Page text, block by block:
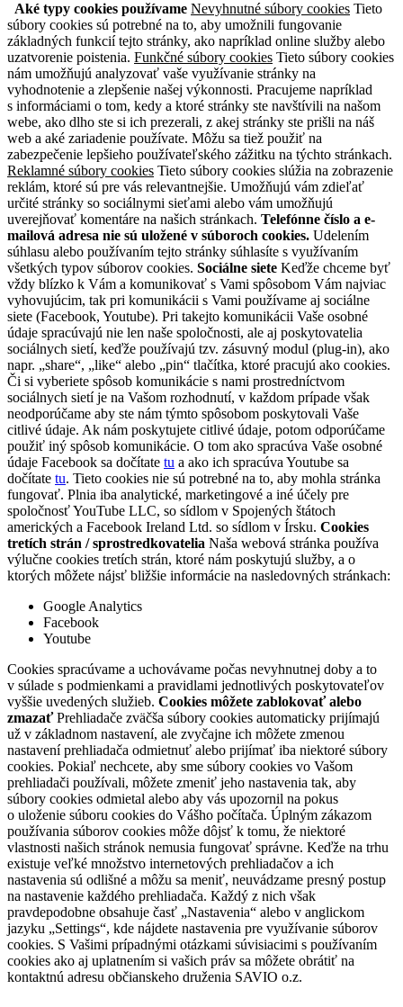
Aké typy cookies používame Nevyhnutné súbory cookies Tieto
súbory cookies sú potrebné na to, aby umožnili fungovanie
základných funkcií tejto stránky, ako napríklad online služby alebo
uzatvorenie poistenia. Funkčné súbory cookies Tieto súbory cookies
nám umožňujú analyzovať vaše využívanie stránky na
vyhodnotenie a zlepšenie našej výkonnosti. Pracujeme napríklad
s informáciami o tom, kedy a ktoré stránky ste navštívili na našom
webe, ako dlho ste si ich prezerali, z akej stránky ste prišli na náš
web a aké zariadenie používate. Môžu sa tiež použiť na
zabezpečenie lepšieho používateľského zážitku na týchto stránkach.
Reklamné súbory cookies Tieto súbory cookies slúžia na zobrazenie
reklám, ktoré sú pre vás relevantnejšie. Umožňujú vám zdieľať
určité stránky so sociálnymi sieťami alebo vám umožňujú
uverejňovať komentáre na našich stránkach. Telefónne číslo a e-
mailová adresa nie sú uložené v súboroch cookies. Udelením
súhlasu alebo používaním tejto stránky súhlasíte s využívaním
všetkých typov súborov cookies. Sociálne siete Keďže chceme byť
vždy blízko k Vám a komunikovať s Vami spôsobom Vám najviac
vyhovujúcim, tak pri komunikácii s Vami používame aj sociálne
siete (Facebook, Youtube). Pri takejto komunikácii Vaše osobné
údaje spracúvajú nie len naše spoločnosti, ale aj poskytovatelia
sociálnych sietí, keďže používajú tzv. zásuvný modul (plug-in), ako
napr. „share“, „like“ alebo „pin“ tlačítka, ktoré pracujú ako cookies.
Či si vyberiete spôsob komunikácie s nami prostredníctvom
sociálnych sietí je na Vašom rozhodnutí, v každom prípade však
neodporúčame aby ste nám týmto spôsobom poskytovali Vaše
citlivé údaje. Ak nám poskytujete citlivé údaje, potom odporúčame
použiť iný spôsob komunikácie. O tom ako spracúva Vaše osobné
údaje Facebook sa dočítate tu a ako ich spracúva Youtube sa
dočítate tu. Tieto cookies nie sú potrebné na to, aby mohla stránka
fungovať. Plnia iba analytické, marketingové a iné účely pre
spoločnosť YouTube LLC, so sídlom v Spojených štátoch
amerických a Facebook Ireland Ltd. so sídlom v Írsku. Cookies
tretích strán / sprostredkovatelia Naša webová stránka používa
výlučne cookies tretích strán, ktoré nám poskytujú služby, a o
ktorých môžete nájsť bližšie informácie na nasledovných stránkach:
Google Analytics
Facebook
Youtube
Cookies spracúvame a uchovávame počas nevyhnutnej doby a to
v súlade s podmienkami a pravidlami jednotlivých poskytovateľov
vyššie uvedených služieb. Cookies môžete zablokovať alebo
zmazaťPrehliadače zväčša súbory cookies automaticky prijímajú
už v základnom nastavení, ale zvyčajne ich môžete zmenou
nastavení prehliadača odmietnuť alebo prijímať iba niektoré súbory
cookies. Pokiaľ nechcete, aby sme súbory cookies vo Vašom
prehliadači používali, môžete zmeniť jeho nastavenia tak, aby
súbory cookies odmietal alebo aby vás upozornil na pokus
o uloženie súboru cookies do Vášho počítača. Úplným zákazom
používania súborov cookies môže dôjsť k tomu, že niektoré
vlastnosti našich stránok nemusia fungovať správne. Keďže na trhu
existuje veľké množstvo internetových prehliadačov a ich
nastavenia sú odlišné a môžu sa meniť, neuvádzame presný postup
na nastavenie každého prehliadača. Každý z nich však
pravdepodobne obsahuje časť „Nastavenia“ alebo v anglickom
jazyku „Settings“, kde nájdete nastavenia pre využívanie súborov
cookies. S Vašimi prípadnými otázkami súvisiacimi s používaním
cookies ako aj uplatnením si vašich práv sa môžete obrátiť na
kontaktnú adresu občianskeho druženia SAVIO o.z.